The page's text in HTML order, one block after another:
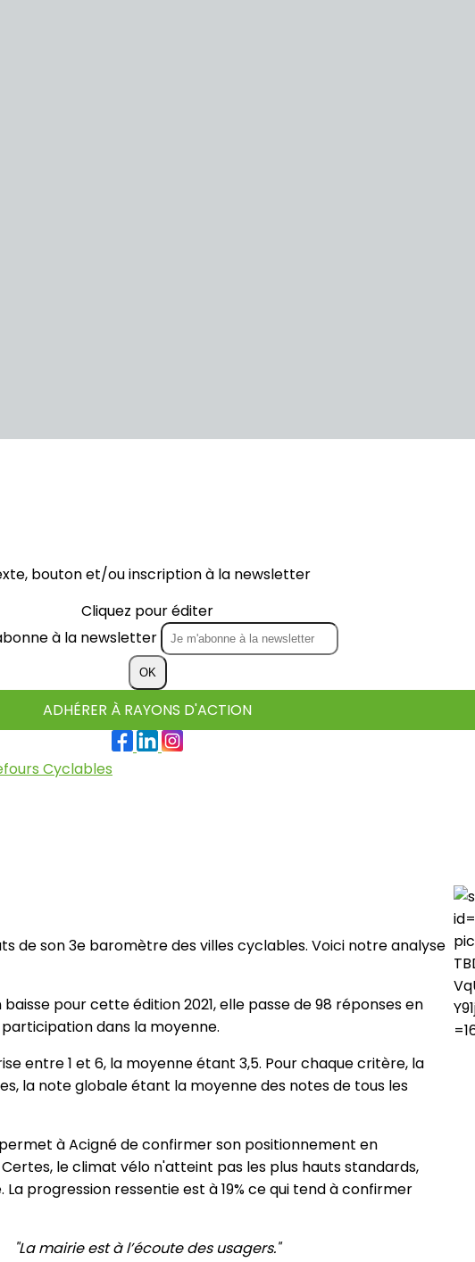
bouton et/ou inscription à la newsletter
Cliquez pour éditer
à la newsletter
OK
ADHÉRER À RAYONS D'ACTION
Cyclables
de son 3e baromètre des villes cyclables. Voici notre analyse
pour cette édition 2021, elle passe de 98 réponses en
dans la moyenne.
entre 1 et 6, la moyenne étant 3,5. Pour chaque critère, la
la note globale étant la moyenne des notes de tous les
à Acigné de confirmer son positionnement en
le climat vélo n'atteint pas les plus hauts standards,
progression ressentie est à 19% ce qui tend à confirmer
"La mairie est à l’écoute des usagers."